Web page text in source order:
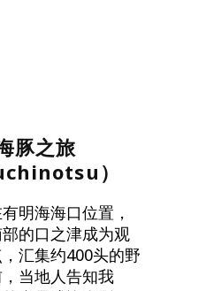
豚之旅
）
明海海口位置，
的口之津成为观
汇集约400头的野
当地人告知我